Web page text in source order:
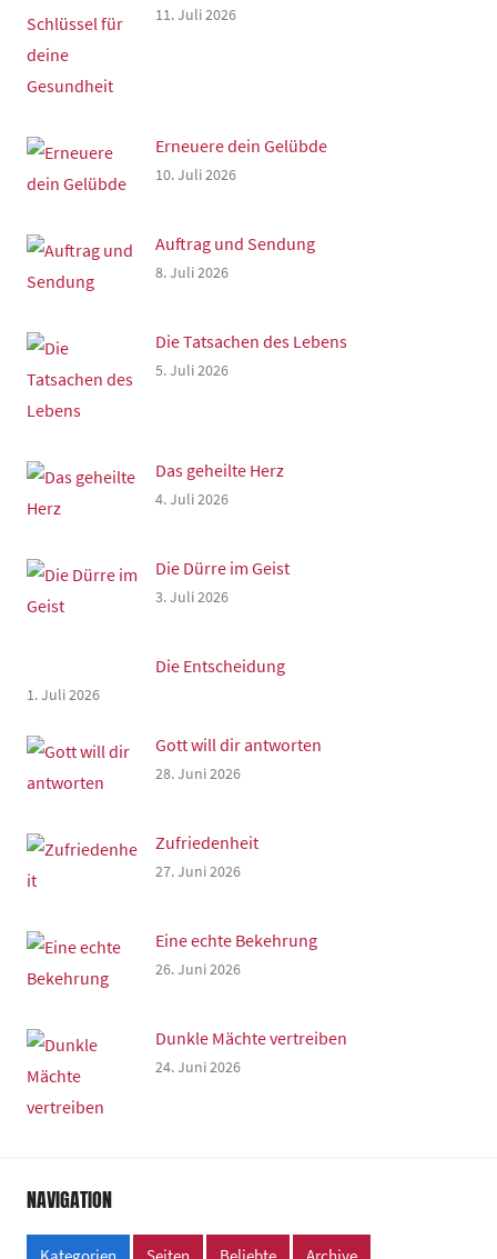
11. Juli 2026
Erneuere dein Gelübde
10. Juli 2026
Auftrag und Sendung
8. Juli 2026
Die Tatsachen des Lebens
5. Juli 2026
Das geheilte Herz
4. Juli 2026
Die Dürre im Geist
3. Juli 2026
Die Entscheidung
1. Juli 2026
Gott will dir antworten
28. Juni 2026
Zufriedenheit
27. Juni 2026
Eine echte Bekehrung
26. Juni 2026
Dunkle Mächte vertreiben
24. Juni 2026
NAVIGATION
Kategorien Seiten Beliebte Archive